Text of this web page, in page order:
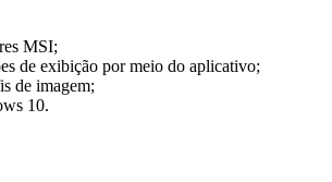
MSI;
de exibição por meio do aplicativo;
de imagem;
10.